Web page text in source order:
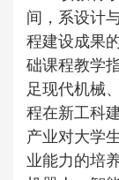
间，系设计
程建设成果
础课程教学
足现代机械
程在新工科
产业对大学
业能力的培